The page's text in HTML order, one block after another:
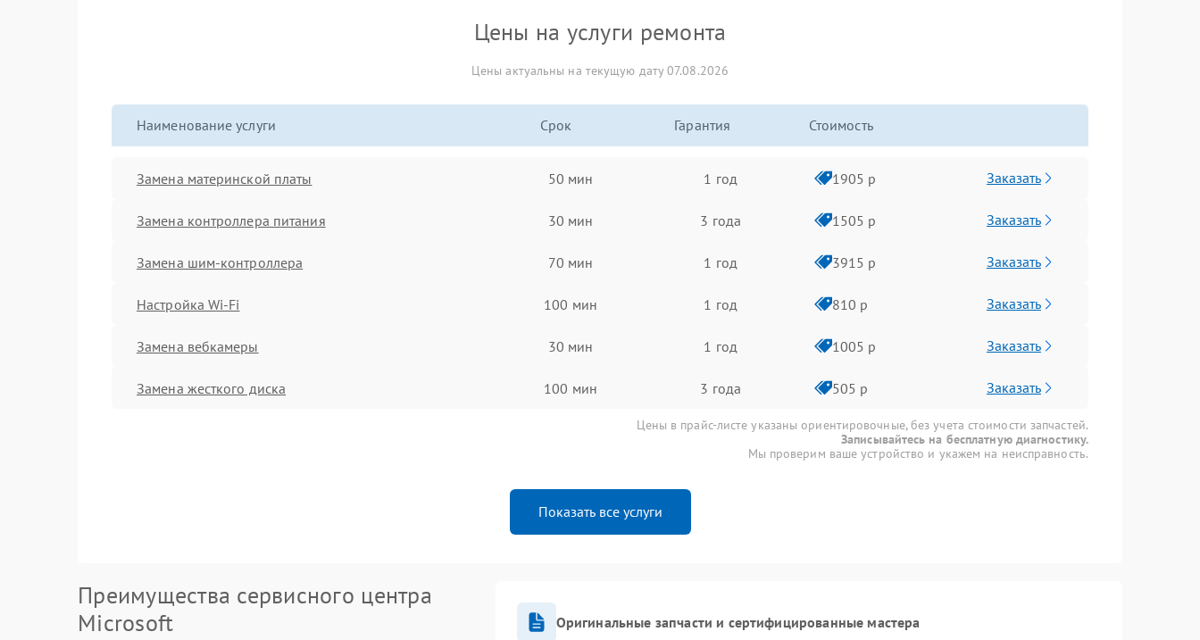
Цены на услуги ремонта
Цены актуальны на текущую дату 07.08.2026
Наименование услуги Срок Гарантия Стоимость
Замена материнской платы 50 мин 1 год 1905 р Заказать
Замена контроллера питания 30 мин 3 года 1505 р Заказать
Замена шим-контроллера 70 мин 1 год 3915 р Заказать
Настройка Wi-Fi 100 мин 1 год 810 р Заказать
Замена вебкамеры 30 мин 1 год 1005 р Заказать
Замена жесткого диска 100 мин 3 года 505 р Заказать
Цены в прайс-листе указаны ориентировочные, без учета стоимости запчастей.
Записывайтесь на бесплатную диагностику.
Мы проверим ваше устройство и укажем на неисправность.
Показать все услуги
Преимущества сервисного центра
Microsoft
Оригинальные запчасти и сертифицированные мастера